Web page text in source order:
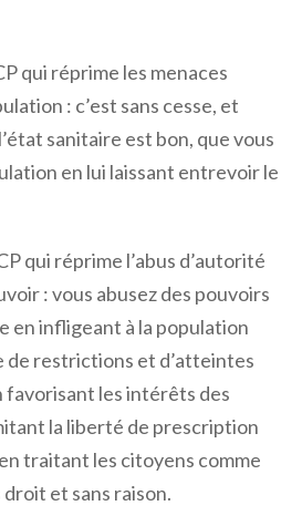
qui réprime les menaces
: c’est sans cesse, et
sanitaire est bon, que vous
en lui laissant entrevoir le
qui réprime l’abus d’autorité
: vous abusez des pouvoirs
en infligeant à la population
de restrictions et d’atteintes
favorisant les intérêts des
la liberté de prescription
traitant les citoyens comme
droit et sans raison.